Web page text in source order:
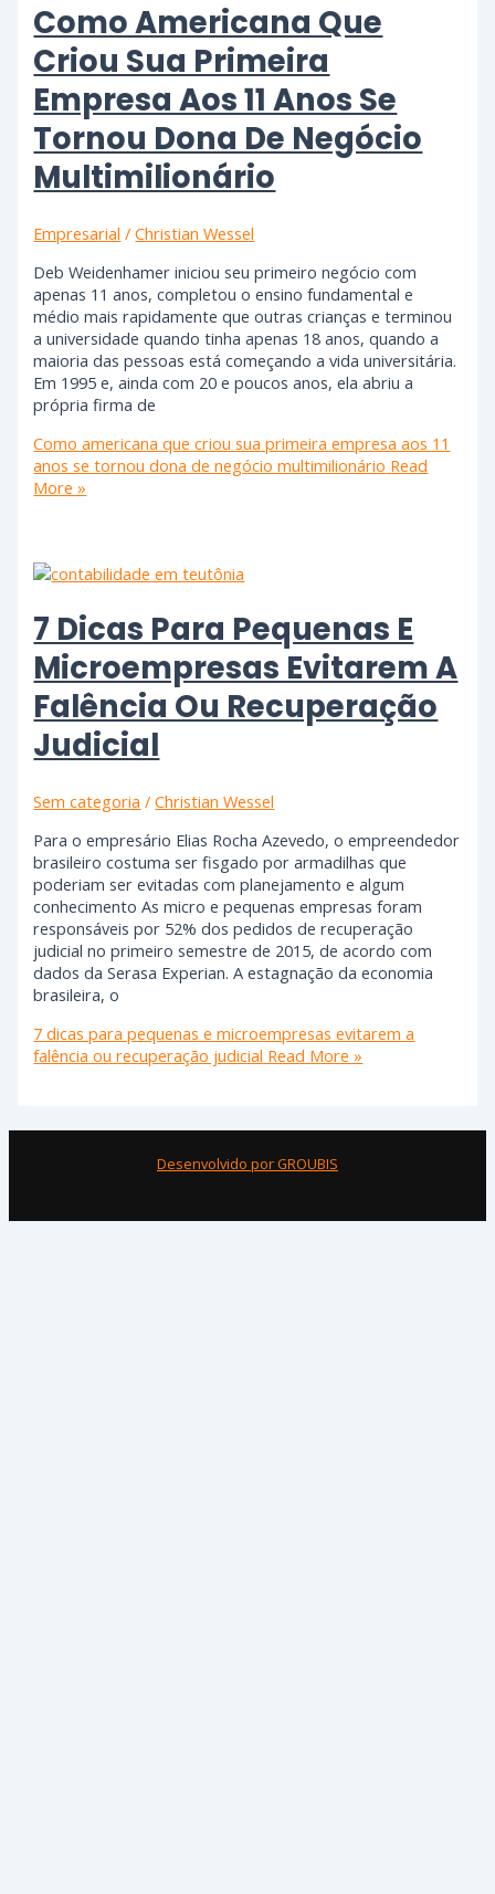
Como Americana Que
Criou Sua Primeira
Empresa Aos 11 Anos Se
Tornou Dona De Negócio
Multimilionário
Empresarial /Christian Wessel
Deb Weidenhamer iniciou seu primeiro negócio com
apenas 11 anos, completou o ensino fundamental e
médio mais rapidamente que outras crianças e terminou
a universidade quando tinha apenas 18 anos, quando a
maioria das pessoas está começando a vida universitária.
Em 1995 e, ainda com 20 e poucos anos, ela abriu a
própria firma de
Como americana que criou sua primeira empresa aos 11
anos se tornou dona de negócio multimilionário Read
More »
7 Dicas Para Pequenas E
Microempresas Evitarem A
Falência Ou Recuperação
Judicial
Sem categoria /Christian Wessel
Para o empresário Elias Rocha Azevedo, o empreendedor
brasileiro costuma ser fisgado por armadilhas que
poderiam ser evitadas com planejamento e algum
conhecimento As micro e pequenas empresas foram
responsáveis por 52% dos pedidos de recuperação
judicial no primeiro semestre de 2015, de acordo com
dados da Serasa Experian. A estagnação da economia
brasileira, o
7 dicas para pequenas e microempresas evitarem a
falência ou recuperação judicial Read More »
Desenvolvido por GROUBIS